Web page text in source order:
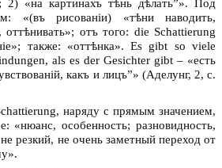
2) «на картинахъ тѣнь дѣлать”». Под
«(въ рисованiи) «тѣни наводить,
оттѣнивать»; отъ того: die Schattierung
также: «оттѣнка». Es gibt so viele
als es der Gesichter gibt – «есть
какъ и лицъ”» (Аделунг, 2, с.
наряду с прямым значением,
«нюанс, особенность; разновидность,
резкий, не очень заметный переход от